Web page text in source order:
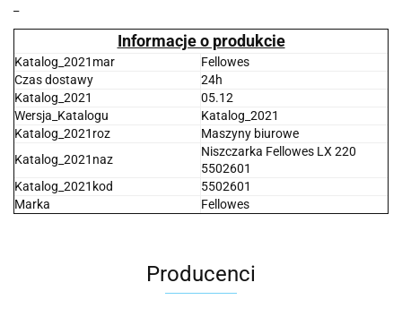
Informacje o produkcie
Katalog_2021mar
Fellowes
Czas dostawy
24h
Katalog_2021
05.12
Wersja_Katalogu
Katalog_2021
Katalog_2021roz
Maszyny biurowe
Katalog_2021naz
Niszczarka Fellowes LX 220
5502601
Katalog_2021kod
5502601
Marka
Fellowes
Producenci